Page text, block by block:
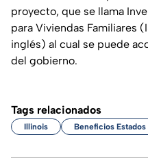
proyecto, que se llama
para Viviendas Familiares
inglés) al cual se puede
del gobierno.
Tags relacionados
Illinois Beneficios Estados